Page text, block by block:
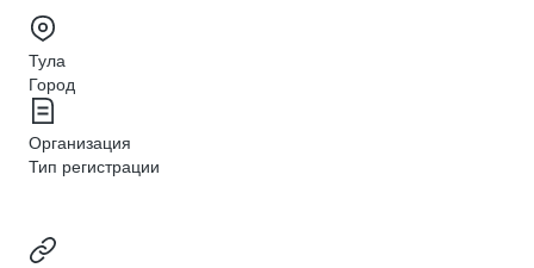
Тула
Город
Организация
Тип регистрации